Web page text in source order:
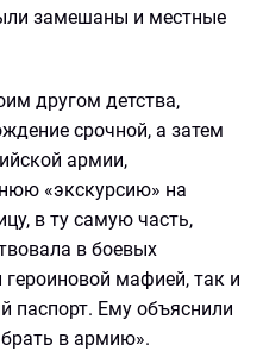
замешаны и местные
другом детства,
срочной, а затем
армии,
«экскурсию» на
в ту самую часть,
в боевых
мафией, так и
паспорт. Ему объяснили
в армию».